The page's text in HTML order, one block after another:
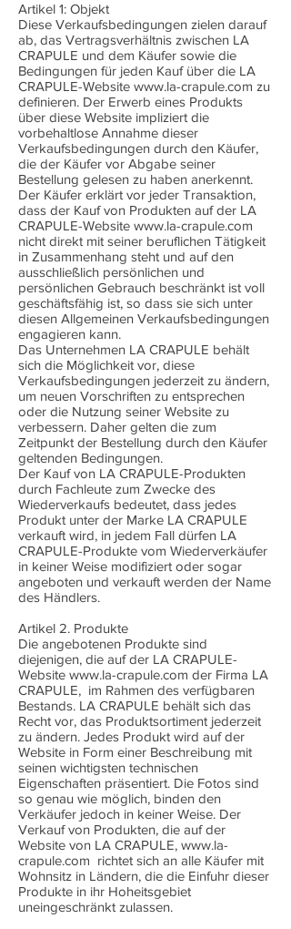
Artikel 1: Objekt
Diese Verkaufsbedingungen zielen darauf
ab, das Vertragsverhältnis zwischen LA
CRAPULE und dem Käufer sowie die
Bedingungen für jeden Kauf über die LA
CRAPULE-Website www.la-crapule.com zu
definieren. Der Erwerb eines Produkts
über diese Website impliziert die
vorbehaltlose Annahme dieser
Verkaufsbedingungen durch den Käufer,
die der Käufer vor Abgabe seiner
Bestellung gelesen zu haben anerkennt.
Der Käufer erklärt vor jeder Transaktion,
dass der Kauf von Produkten auf der LA
CRAPULE-Website www.la-crapule.com
nicht direkt mit seiner beruflichen Tätigkeit
in Zusammenhang steht und auf den
ausschließlich persönlichen und
persönlichen Gebrauch beschränkt ist voll
geschäftsfähig ist, so dass sie sich unter
diesen Allgemeinen Verkaufsbedingungen
engagieren kann.
Das Unternehmen LA CRAPULE behält
sich die Möglichkeit vor, diese
Verkaufsbedingungen jederzeit zu ändern,
um neuen Vorschriften zu entsprechen
oder die Nutzung seiner Website zu
verbessern. Daher gelten die zum
Zeitpunkt der Bestellung durch den Käufer
geltenden Bedingungen.
Der Kauf von LA CRAPULE-Produkten
durch Fachleute zum Zwecke des
Wiederverkaufs bedeutet, dass jedes
Produkt unter der Marke LA CRAPULE
verkauft wird, in jedem Fall dürfen LA
CRAPULE-Produkte vom Wiederverkäufer
in keiner Weise modifiziert oder sogar
angeboten und verkauft werden der Name
des Händlers.
Artikel 2. Produkte
Die angebotenen Produkte sind
diejenigen, die auf der LA CRAPULE-
Website www.la-crapule.com der Firma LA
CRAPULE, im Rahmen des verfügbaren
Bestands. LA CRAPULE behält sich das
Recht vor, das Produktsortiment jederzeit
zu ändern. Jedes Produkt wird auf der
Website in Form einer Beschreibung mit
seinen wichtigsten technischen
Eigenschaften präsentiert. Die Fotos sind
so genau wie möglich, binden den
Verkäufer jedoch in keiner Weise. Der
Verkauf von Produkten, die auf der
Website von LA CRAPULE, www.la-
crapule.com richtet sich an alle Käufer mit
Wohnsitz in Ländern, die die Einfuhr dieser
Produkte in ihr Hoheitsgebiet
uneingeschränkt zulassen.